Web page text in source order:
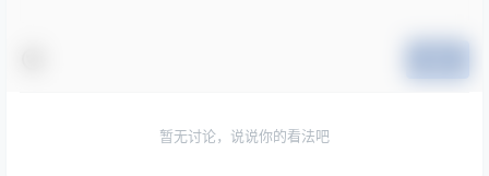
暂无讨论，说说你的看法吧